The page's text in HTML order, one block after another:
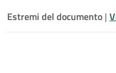
Estremi del documento |